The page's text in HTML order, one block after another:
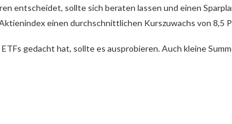
entscheidet, sollte sich beraten lassen und einen
einen durchschnittlichen Kurszuwachs von 8,5
gedacht hat, sollte es ausprobieren. Auch kleine